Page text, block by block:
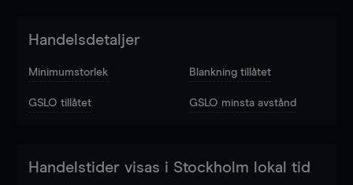
Handelsdetaljer
Minimumstorlek Blankning tillåtet
GSLO tillåtet GSLO minsta avstånd
Handelstider visas i Stockholm lokal tid